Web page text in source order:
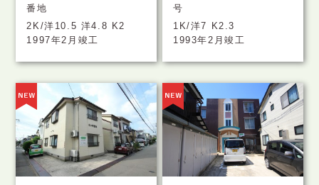
番地
2K/洋10.5 洋4.8 K2
1997年2月竣工
号
1K/洋7 K2.3
1993年2月竣工